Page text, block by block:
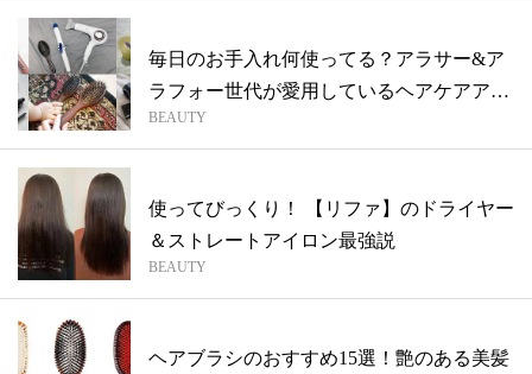
毎日のお手入れ何使ってる？アラサー&ア
ラフォー世代が愛用しているヘアケアアイ
テム...
BEAUTY
使ってびっくり！ 【リファ】のドライヤー
＆ストレートアイロン最強説
BEAUTY
ヘアブラシのおすすめ15選！艶のある美髪